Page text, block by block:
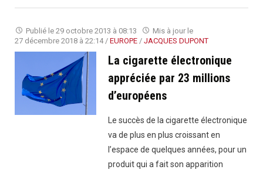
électronique
un
moyen
pour
arrêter
Publié le 29 octobre 2013 à 08:13
Mis à jour le
27 décembre 2018 à 22:14 / EUROPE / JACQUES DUPONT
La cigarette électronique
appréciée par 23 millions
d’européens
Le succès de la cigarette électronique
va de plus en plus croissant en
l’espace de quelques années, pour un
produit qui a fait son apparition